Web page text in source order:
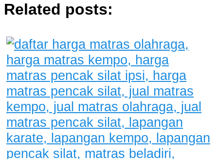
Related posts: